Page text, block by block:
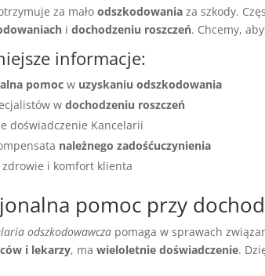
za małoodszkodowania za szkody.
idochodzeniu roszczeń. Chcemy,
informacje:
pomoc w uzyskaniu odszkodowania
wdochodzeniu roszczeń
doświadczenie Kancelarii
należnego zadośćuczynienia
zdrowie i komfort klienta
pomoc przy
odszkodowawcza pomaga w sprawach
i lekarzy, mawieloletnie doświadczenie.